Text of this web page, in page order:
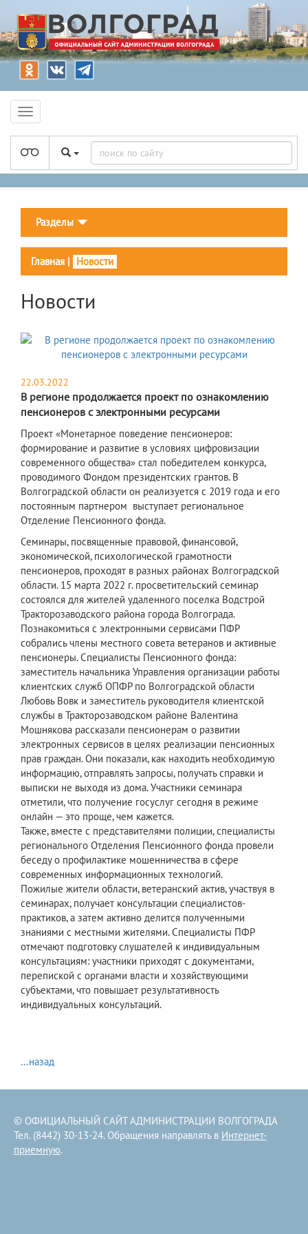
Разделы
Главная | Новости
Новости
22.03.2022
В регионе продолжается проект по ознакомлению
пенсионеров с электронными ресурсами
Проект «Монетарное поведение пенсионеров:
формирование и развитие в условиях цифровизации
современного общества» стал победителем конкурса,
проводимого Фондом президентских грантов. В
Волгоградской области он реализуется с 2019 года и его
постоянным партнером выступает региональное
Отделение Пенсионного фонда.
Семинары, посвященные правовой, финансовой,
экономической, психологической грамотности
пенсионеров, проходят в разных районах Волгоградской
области. 15 марта 2022 г. просветительский семинар
состоялся для жителей удаленного поселка Водстрой
Тракторозаводского района города Волгограда.
Познакомиться с электронными сервисами ПФР
собрались члены местного совета ветеранов и активные
пенсионеры. Специалисты Пенсионного фонда:
заместитель начальника Управления организации работы
клиентских служб ОПФР по Волгоградской области
Любовь Вовк и заместитель руководителя клиентской
службы в Тракторозаводском районе Валентина
Мошнякова рассказали пенсионерам о развитии
электронных сервисов в целях реализации пенсионных
прав граждан. Они показали, как находить необходимую
информацию, отправлять запросы, получать справки и
выписки не выходя из дома. Участники семинара
отметили, что получение госуслуг сегодня в режиме
онлайн — это проще, чем кажется.
Также, вместе с представителями полиции, специалисты
регионального Отделения Пенсионного фонда провели
беседу о профилактике мошенничества в сфере
современных информационных технологий.
Пожилые жители области, ветеранский актив, участвуя в
семинарах, получает консультации специалистов-
практиков, а затем активно делится полученными
знаниями с местными жителями. Специалисты ПФР
отмечают подготовку слушателей к индивидуальным
консультациям: участники приходят с документами,
перепиской с органами власти и хозяйствующими
субъектами, что повышает результативность
индивидуальных консультаций.
...назад
© ОФИЦИАЛЬНЫЙ САЙТ АДМИНИСТРАЦИИ ВОЛГОГРАДА
Тел. (8442) 30-13-24. Обращения направлять в Интернет-
приемную.